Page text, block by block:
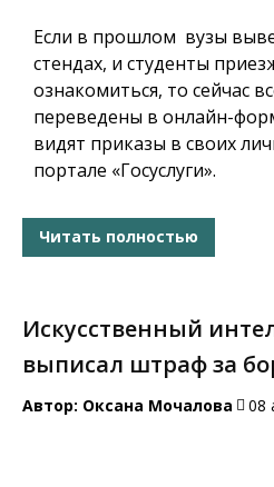
Если в прошлом вузы
стендах, и студенты
ознакомиться, то сейчас
переведены в онлайн-
видят приказы в своих
портале «Госуслуги».
Читать полностью
Искусственный
выписал штраф за
Автор: Оксана Мочалова 08